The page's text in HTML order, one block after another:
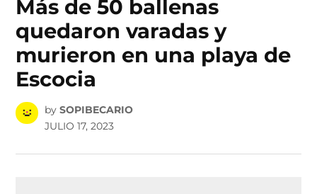
Más de 50 ballenas
quedaron varadas y
murieron en una playa de
Escocia
by SOPIBECARIO
JULIO 17, 2023